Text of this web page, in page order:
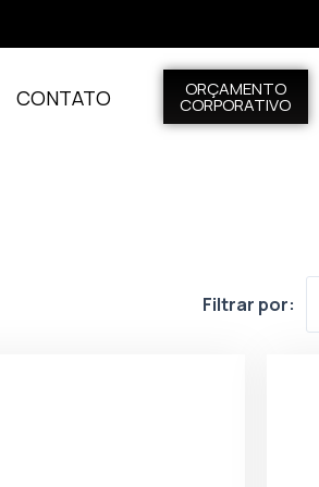
CONTATO ORÇAMENTO
CORPORATIVO
Filtrar por: